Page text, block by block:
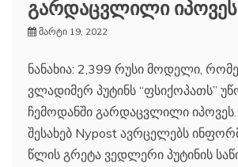
გარდაცვლილი იპოვეს
მარტი 19, 2022
ნანახია: 2,399 რუსი მოდელი,
ვლადიმერ პუტინს “ფსიქოპათს”
ჩემოდანში გარდაცვლილი იპოვეს.
შესახებ Nypost ავრცელებს
წლის გრეტა ვედლერი პუტინის